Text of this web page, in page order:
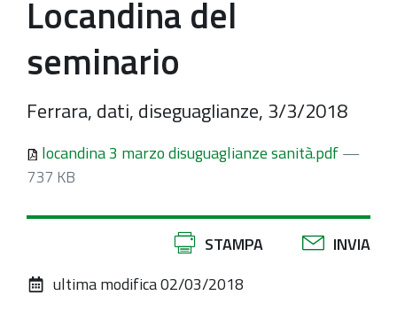
Locandina del
seminario
Ferrara, dati, diseguaglianze, 3/3/2018
locandina 3 marzo disuguaglianze sanità.pdf—
737 KB
documento
STAMPA
INVIA
ultima modifica02/03/2018